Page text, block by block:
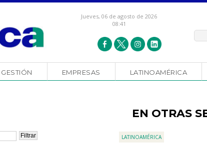
Jueves, 06 de agosto de 2026
08:41
GESTIÓN EMPRESAS LATINOAMÉRICA
EN OTRAS
LATINOAMÉRICA